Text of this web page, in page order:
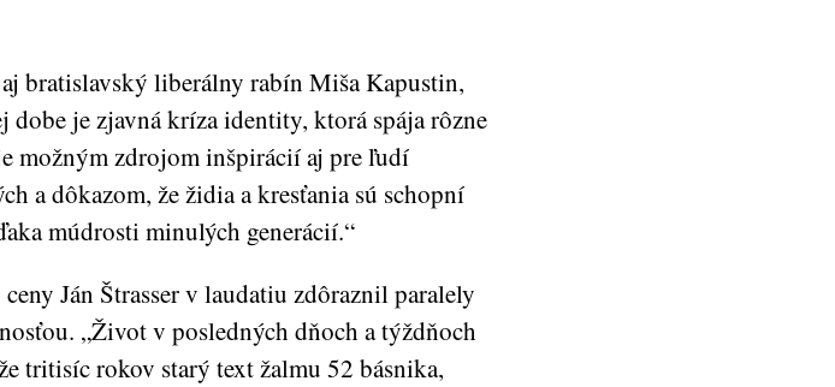
bratislavský liberálny rabín Miša Kapustin,
je zjavná kríza identity, ktorá spája rôzne
možným zdrojom inšpirácií aj pre ľudí
a dôkazom, že židia a kresťania sú schopní
múdrosti minulých generácií.“
Ján Štrasser v laudatiu zdôraznil paralely
„Život v posledných dňoch a týždňoch
tritisíc rokov starý text žalmu 52 básnika,